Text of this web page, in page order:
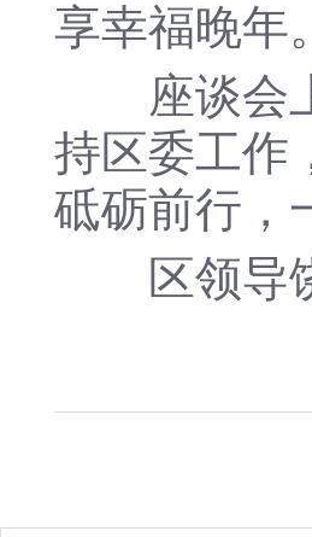
享幸福晚年。
座谈会上
持区委工作
砥砺前行，
区领导饶